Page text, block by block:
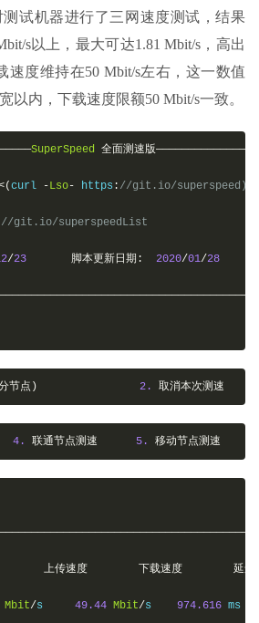
测试机器进行了三网速度测试，结果
s以上，最大可达1.81 Mbit/s，高出
速度维持在50 Mbit/s左右，这一数值
以内，下载速度限额50 Mbit/s一致。
SuperSpeed 全面测速版
curl -Lso- https : //git.io/superspeed)
//git.io/superspeedList
/23 脚本更新日期: 2020/01/28
节点) 2. 取消本次测速
4. 联通节点测速 5. 移动节点测速
上传速度 下载速度 延迟
Mbit/s 49.44 Mbit/s 974.616 ms